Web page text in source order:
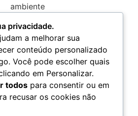
privacidade.
a melhorar sua
conteúdo personalizado
Você pode escolher quais
em Personalizar.
todos para consentir ou em
recusar os cookies não